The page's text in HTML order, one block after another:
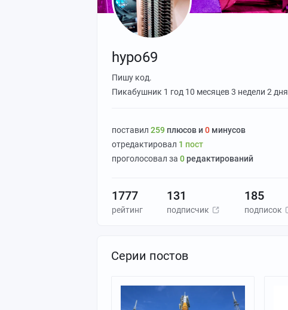
hypo69
Пишу код.
Пикабушник 1 год 10 месяцев 3 недели 2 дня
поставил 259 плюсов и0 минусов
отредактировал 1 пост
проголосовал за 0редактирований
1777
рейтинг
131
подписчик
185
подписок
Серии постов